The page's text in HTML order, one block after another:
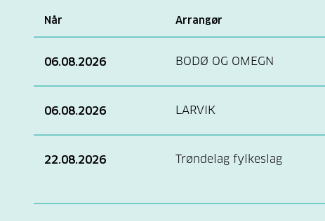
Når Arrangør
06.08.2026 BODØ OG OMEGN
06.08.2026 LARVIK
22.08.2026 Trøndelag fylkeslag